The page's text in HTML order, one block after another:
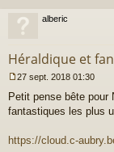
alberic
Héraldique et
e
s
g
27 sept. 2018 01:30
Petit pense bête pour
fantastiques les plus
https://cloud.c-